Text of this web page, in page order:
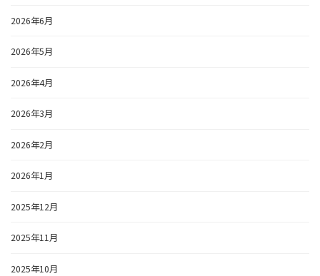
2026年6月
2026年5月
2026年4月
2026年3月
2026年2月
2026年1月
2025年12月
2025年11月
2025年10月